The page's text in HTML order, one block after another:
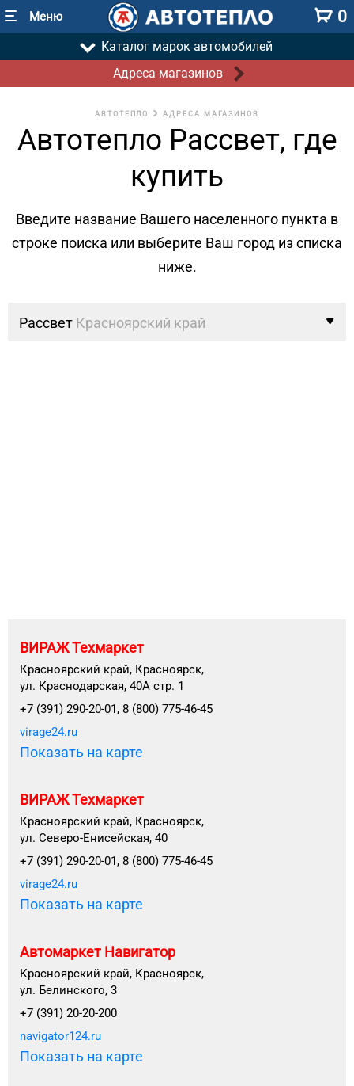
Меню 0
Каталог марок автомобилей
Адреса магазинов
АВТОТЕПЛО АДРЕСА МАГАЗИНОВ
Автотепло Рассвет, где
купить
Введите название Вашего населенного пункта в
строке поиска или выберите Ваш город из списка
ниже.
Рассвет Красноярский край
ВИРАЖ Техмаркет
Красноярский край, Красноярск,
ул. Краснодарская, 40А стр. 1
+7 (391) 290-20-01, 8 (800) 775-46-45
virage24.ru
Показать на карте
ВИРАЖ Техмаркет
Красноярский край, Красноярск,
ул. Северо-Енисейская, 40
+7 (391) 290-20-01, 8 (800) 775-46-45
virage24.ru
Показать на карте
Автомаркет Навигатор
Красноярский край, Красноярск,
ул. Белинского, 3
+7 (391) 20-20-200
navigator124.ru
Показать на карте